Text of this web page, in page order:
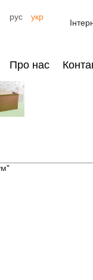
рус укр
Про нас